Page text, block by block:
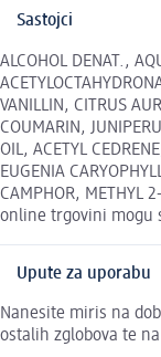
Sastojci
ALCOHOL DENAT.,
VANILLIN, CITRUS
COUMARIN,
OIL, ACETYL
EUGENIA
CAMPHOR, METHYL
online trgovini mogu
Upute za uporabu
Nanesite miris na
ostalih zglobova te